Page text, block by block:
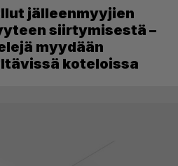
jälleenmyyjien
siirtymisestä –
myydään
koteloissa